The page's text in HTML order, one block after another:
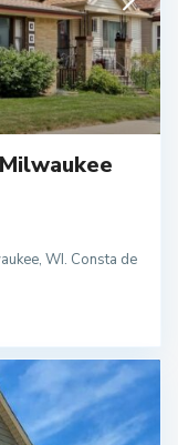
WI. Consta de